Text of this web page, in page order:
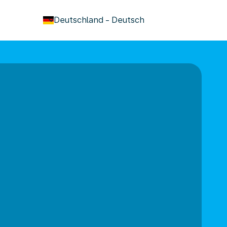
Deutschland - Deutsch
keyboard_arrow_down